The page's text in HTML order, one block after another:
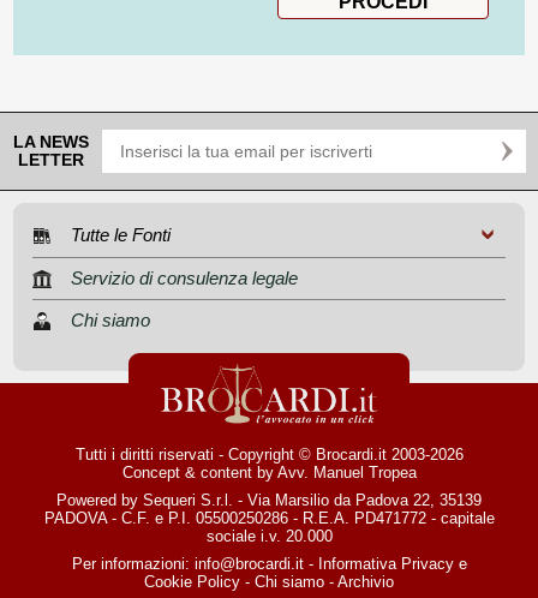
LA NEWS
LETTER
Tutte le Fonti
Servizio di consulenza legale
Chi siamo
Tutti i diritti riservati - Copyright © Brocardi.it 2003-2026
Concept & content by Avv. Manuel Tropea
Powered by Sequeri S.r.l. - Via Marsilio da Padova 22, 35139
PADOVA - C.F. e P.I. 05500250286 - R.E.A. PD471772 - capitale
sociale i.v. 20.000
Per informazioni: info@brocardi.it- Informativa Privacye
Cookie Policy - Chi siamo - Archivio